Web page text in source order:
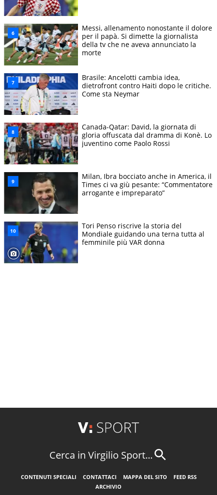
Messi, allenamento nonostante il dolore
per il papà. Si dimette la giornalista
della tv che ne aveva annunciato la
morte
Brasile: Ancelotti cambia idea,
dietrofront contro Haiti dopo le critiche.
Come sta Neymar
Canada-Qatar: David, la giornata di
gloria offuscata dal dramma di Konè. Lo
juventino come Paolo Rossi
Milan, Ibra bocciato anche in America, il
Times ci va giù pesante: “Commentatore
arrogante e impreparato”
Tori Penso riscrive la storia del
Mondiale guidando una terna tutta al
femminile più VAR donna
Cerca in Virgilio Sport...
CONTENUTI SPECIALI CONTATTACI MAPPA DEL SITO
FEED RSS
ARCHIVIO